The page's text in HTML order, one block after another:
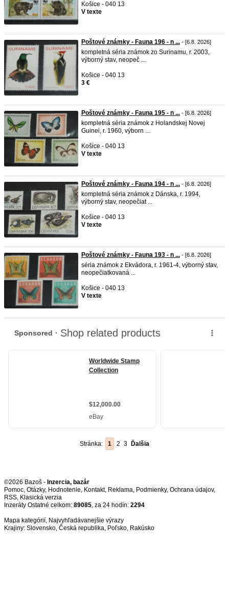
Košice - 040 13
V texte
Poštové známky - Fauna 196 - n ... - [6.8. 2026]
kompletná séria známok zo Surinamu, r. 2003,
výborný stav, neopeč ...
Košice - 040 13
3 €
Poštové známky - Fauna 195 - n ... - [6.8. 2026]
kompletná séria známok z Holandskej Novej
Guinei, r. 1960, výborn ...
Košice - 040 13
V texte
Poštové známky - Fauna 194 - n ... - [6.8. 2026]
kompletná séria známok z Dánska, r. 1994,
výborný stav, neopečiat ...
Košice - 040 13
V texte
Poštové známky - Fauna 193 - n ... - [6.8. 2026]
séria známok z Ekvádora, r. 1961-4, výborný stav,
neopečiatkovaná ...
Košice - 040 13
V texte
Stránka: 1 2 3 Ďalšia
©2026 Bazoš - Inzercia, bazár
Pomoc, Otázky, Hodnotenie, Kontakt, Reklama, Podmienky, Ochrana údajov,
RSS,
Inzeráty Ostatné celkom: 89085, za 24 hodín: 2294
Mapa kategórií, Najvyhľadávanejšie výrazy
Krajiny: Slovensko, Česká republika, Poľsko, Rakúsko